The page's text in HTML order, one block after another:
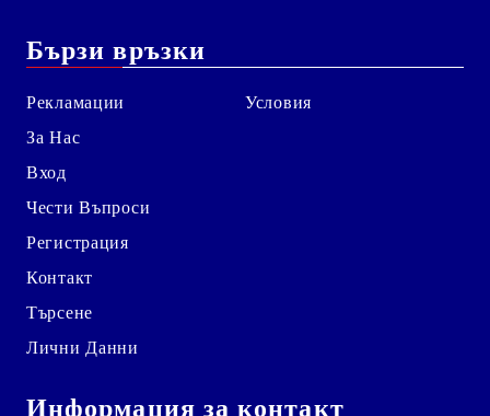
Бързи връзки
Рекламации
За Нас
Вход
Чести Въпроси
Регистрация
Контакт
Търсене
Лични Данни
Условия
Информация за контакт